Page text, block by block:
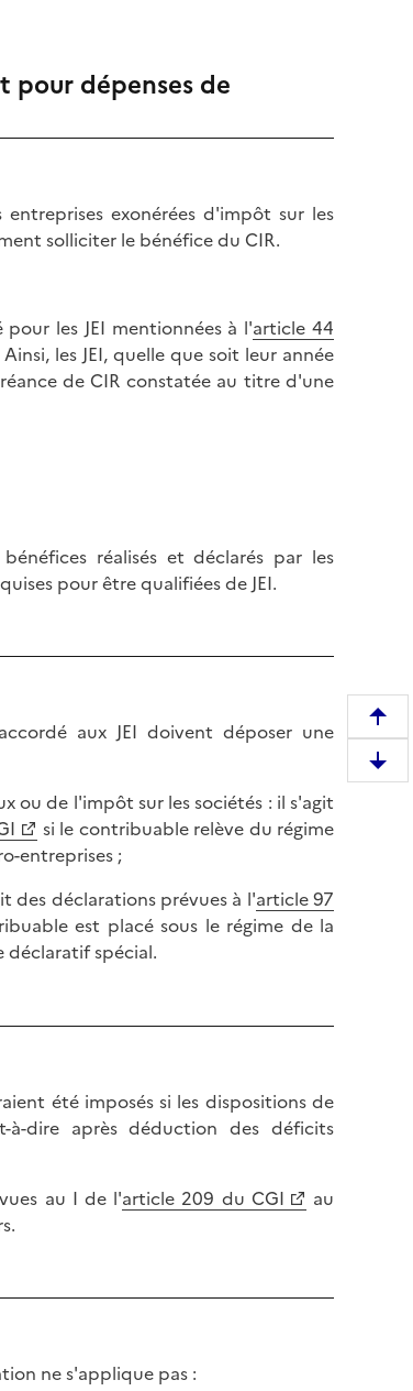
dépenses de
exonérées d'impôt sur les
solliciter le bénéfice du CIR.
les JEI mentionnées à l'article 44
les JEI, quelle que soit leur année
de CIR constatée au titre d'une
réalisés et déclarés par les
pour être qualifiées de JEI.
aux JEI doivent déposer une
ou de l'impôt sur les sociétés : il s'agit
si le contribuable relève du régime
entreprises ;
des déclarations prévues à l'article 97
est placé sous le régime de la
déclaratif spécial.
été imposés si les dispositions de
à-dire après déduction des déficits
au I de l'article 209 du CGI
au
ne s'applique pas :
e
m
D